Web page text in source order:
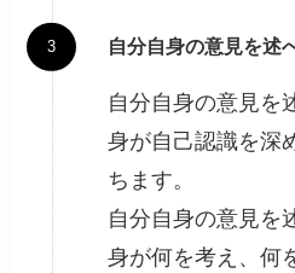
自分自身の意見を述
自分自身の意見を
身が自己認識を深
ちます。
自分自身の意見を
身が何を考え、何